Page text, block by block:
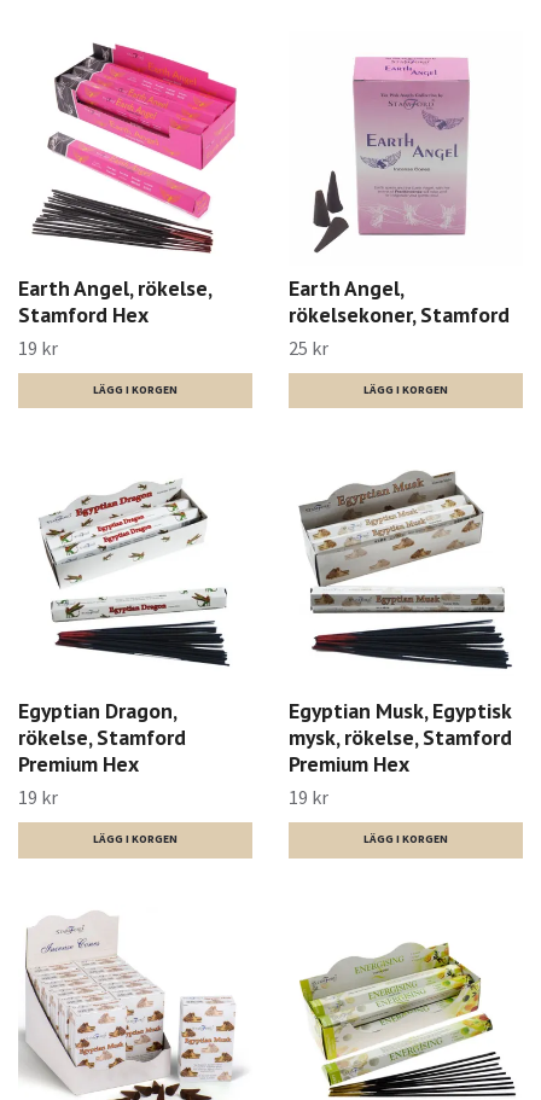
Earth Angel, rökelse,
Stamford Hex
19 kr
Earth Angel,
rökelsekoner, Stamford
25 kr
Egyptian Dragon,
rökelse, Stamford
Premium Hex
19 kr
Egyptian Musk, Egyptisk
mysk, rökelse, Stamford
Premium Hex
19 kr